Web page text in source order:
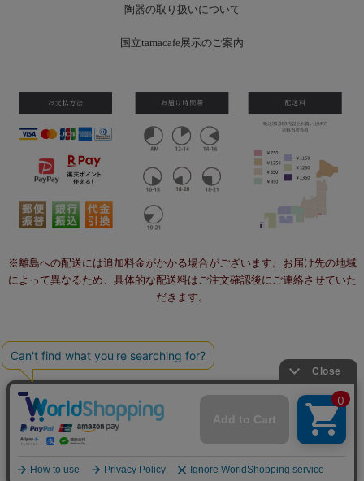
陶器の取り扱いについて
国立tamacafe展示のご案内
※離島への配送には追加料金がかかる場合がございます。お届け先の地域
によって異なるため、具体的な配送料はご注文確認後にご連絡させていた
だきます。